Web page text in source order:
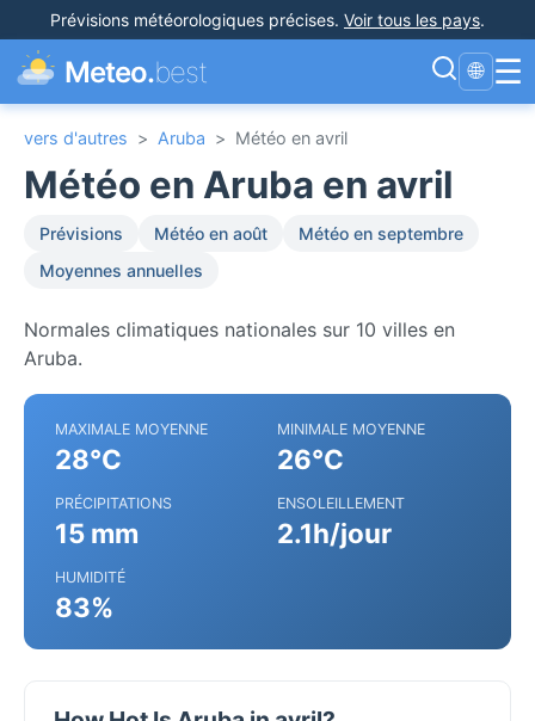
Prévisions météorologiques précises. Voir tous les pays.
Meteo.best 🌐 ☰
vers d'autres > Aruba > Météo en avril
Météo en Aruba en avril
Prévisions Météo en août
Météo en septembre
Moyennes annuelles
Normales climatiques nationales sur 10 villes en
Aruba.
MAXIMALE MOYENNE
28°C
MINIMALE MOYENNE
26°C
PRÉCIPITATIONS
15 mm
ENSOLEILLEMENT
2.1h/jour
HUMIDITÉ
83%